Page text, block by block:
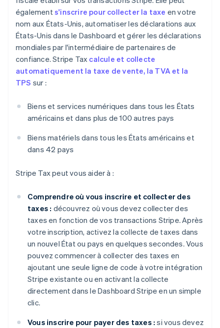
égalements'inscrire pour collecter la taxe en votre
nom aux États-Unis, automatiser les déclarations aux
États-Unis dans le Dashboard et gérer les déclarations
mondiales par l'intermédiaire de partenaires de
confiance. Stripe Tax calcule et collecte
automatiquement la taxe de vente, la TVA et la
TPS sur :
Biens et services numériques dans tous les États
américains et dans plus de 100 autres pays
Biens matériels dans tous les États américains et
dans 42 pays
Stripe Tax peut vous aider à :
Comprendre où vous inscrire et collecter des
taxes : découvrez où vous devez collecter des
taxes en fonction de vos transactions Stripe. Après
votre inscription, activez la collecte de taxes dans
un nouvel État ou pays en quelques secondes. Vous
pouvez commencer à collecter des taxes en
ajoutant une seule ligne de code à votre intégration
Stripe existante ou en activant la collecte
directement dans le Dashboard Stripe en un simple
clic.
Vous inscrire pour payer des taxes : si vous devez